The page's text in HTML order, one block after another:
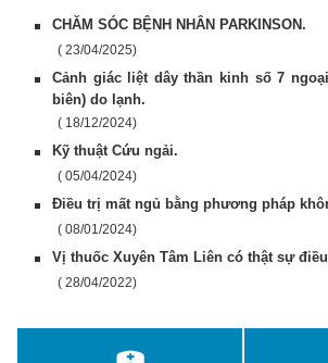
CHĂM SÓC BỆNH NHÂN PARKINSON.
( 23/04/2025)
Cảnh giác liệt dây thần kinh số 7
biên) do lạnh.
( 18/12/2024)
Kỹ thuật Cứu ngải.
( 05/04/2024)
Điều trị mất ngủ bằng phương pháp
( 08/01/2024)
Vị thuốc Xuyên Tâm Liên có thật sự
( 28/04/2022)